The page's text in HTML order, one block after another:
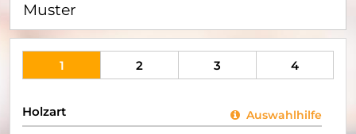
Muster
1 2 3 4
Holzart Auswahlhilfe